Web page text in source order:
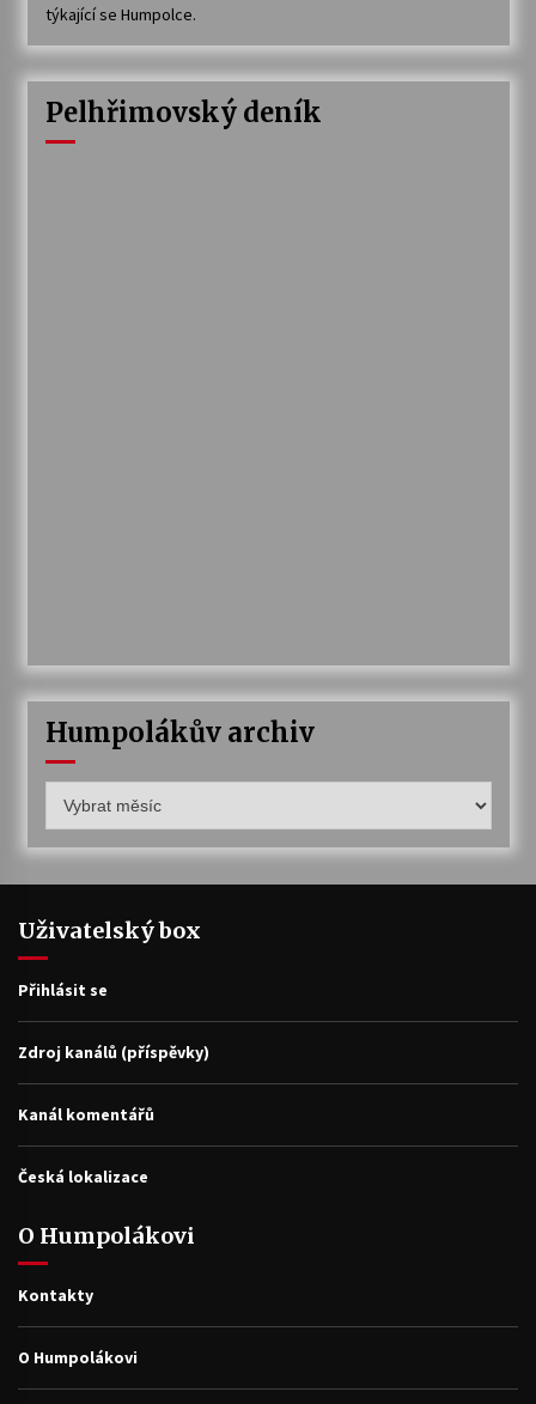
týkající se Humpolce.
Pelhřimovský deník
Humpolákův archiv
archiv
Uživatelský box
Přihlásit se
Zdroj kanálů (příspěvky)
Kanál komentářů
Česká lokalizace
O Humpolákovi
Kontakty
O Humpolákovi